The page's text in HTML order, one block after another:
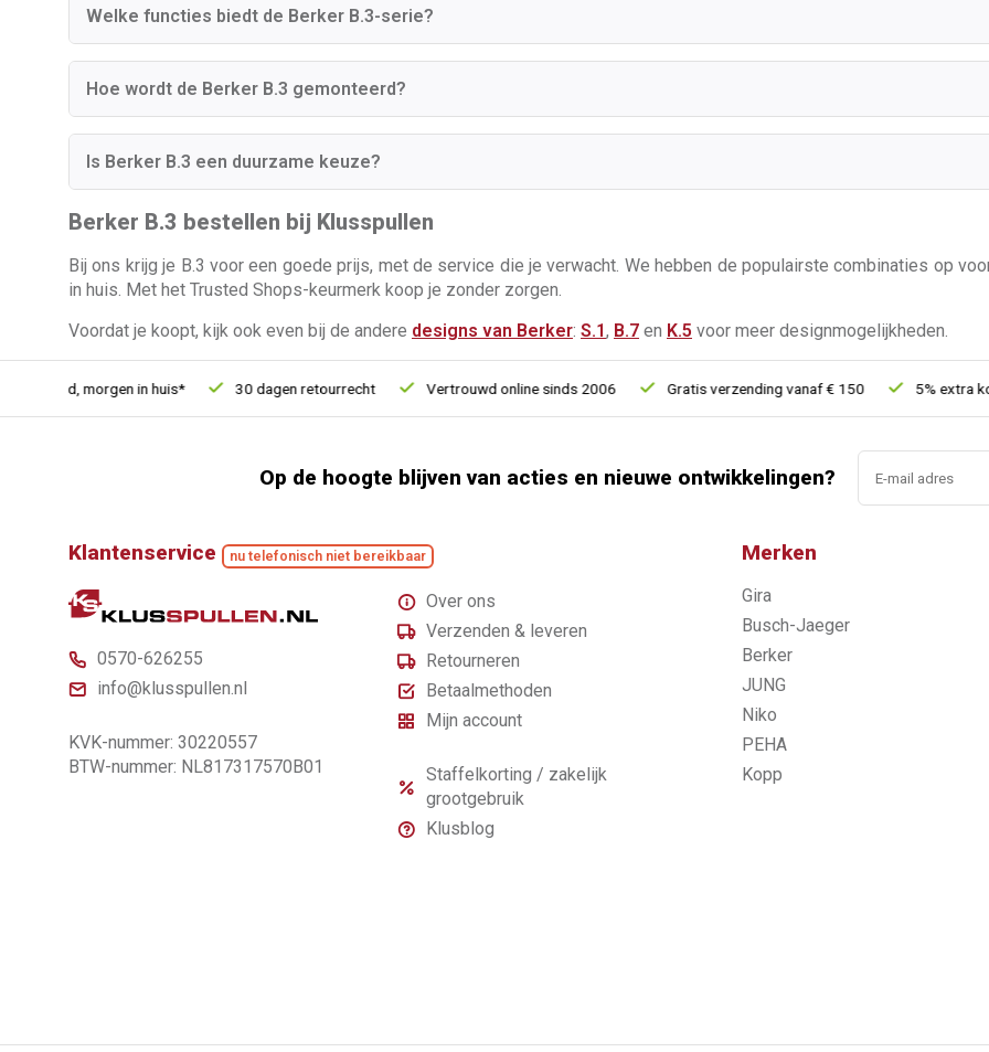
Welke functies biedt de Berker B.3-serie?
Hoe wordt de Berker B.3 gemonteerd?
Is Berker B.3 een duurzame keuze?
Berker B.3 bestellen bij Klusspullen
Bij ons krijg je B.3 voor een goede prijs, met de service die je verwacht. We hebben de populairste combinaties op
in huis. Met het Trusted Shops-keurmerk koop je zonder zorgen.
Voordat je koopt, kijk ook even bij de andere designs van Berker: S.1, B.7 en K.5 voor meer designmogelijkheden.
morgen in huis* 30 dagen retourrecht Vertrouwd online sinds 2006 Gratis verzending vanaf € 150 5% extra korting
Op de hoogte blijven van acties en nieuwe ontwikkelingen?
Klantenservice nu telefonisch niet bereikbaar
0570-626255
info@klusspullen.nl
KVK-nummer: 30220557
BTW-nummer: NL817317570B01
Over ons
Verzenden & leveren
Retourneren
Betaalmethoden
Mijn account
Staffelkorting / zakelijk
grootgebruik
Klusblog
Merken
Gira
Busch-Jaeger
Berker
JUNG
Niko
PEHA
Kopp